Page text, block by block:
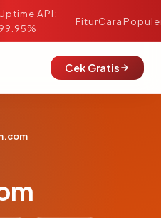
Uptime API:
99.95%
FiturCara
Cek Gratis